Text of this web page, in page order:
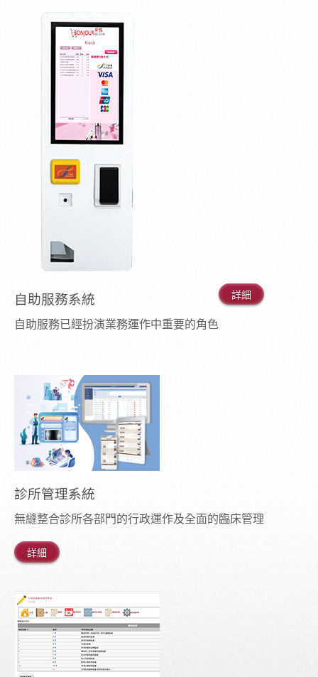
自助服務系統
自助服務已經扮演業務運作中重要的角色
詳細
診所管理系統
無縫整合診所各部門的行政運作及全面的臨床管理
詳細